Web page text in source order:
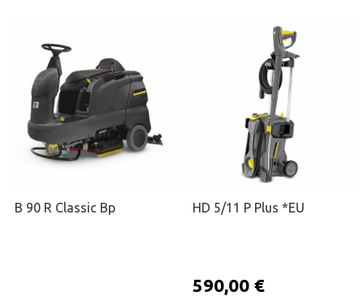
ΠΡΟΣΘΉΚΗ ΣΤΟ ΚΑΛΆΘΙ ΖΗΤΉΣΤΕ ΠΡΟΣΦΟΡΆ
B 90 R Classic Bp HD 5/11 P Plus *EU
590,00 €